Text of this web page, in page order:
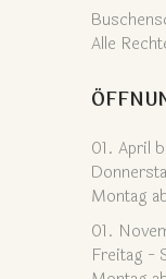
Alle
01. April
Montag
01.
Freitag -